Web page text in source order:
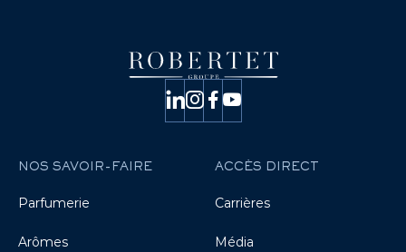
NOS SAVOIR-FAIRE
Parfumerie
Arômes
ACCÈS DIRECT
Carrières
Média